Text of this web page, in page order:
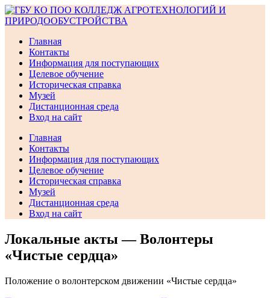
Перейти
к
Главная
Контакты
Информация для поступающих
Целевое обучение
Историческая справка
Музей
Дистанционная среда
Вход на сайт
Главная
Контакты
Информация для поступающих
Целевое обучение
Историческая справка
Музей
Дистанционная среда
Вход на сайт
Локальные акты — Волонтеры
«Чистые сердца»
Положение о волонтерском движении «Чистые сердца»